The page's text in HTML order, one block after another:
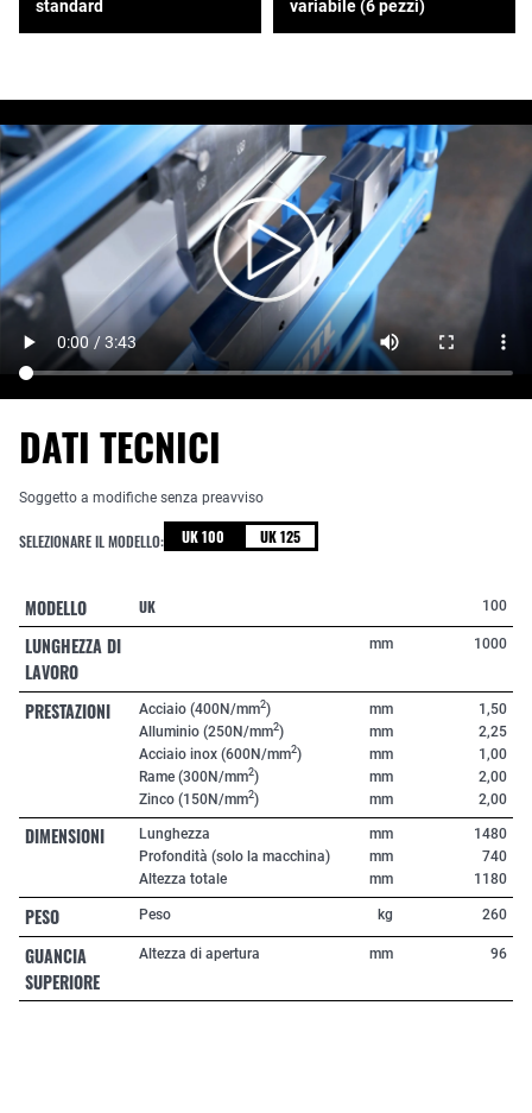
standard
variabile (6 pezzi)
DATI TECNICI
Soggetto a modifiche senza preavviso
SELEZIONARE IL MODELLO: UK 100 UK 125
MODELLO UK 100
LUNGHEZZA DI
LAVORO
mm 1000
PRESTAZIONI Acciaio (400N/mm2)
Alluminio (250N/mm2)
Acciaio inox (600N/mm2)
Rame (300N/mm2)
Zinco (150N/mm2)
mm
mm
mm
mm
mm
1,50
2,25
1,00
2,00
2,00
DIMENSIONI
Lunghezza
Profondità (solo la macchina)
Altezza totale
mm
mm
mm
1480
740
1180
PESO Peso kg 260
GUANCIA
SUPERIORE
Altezza di apertura mm 96